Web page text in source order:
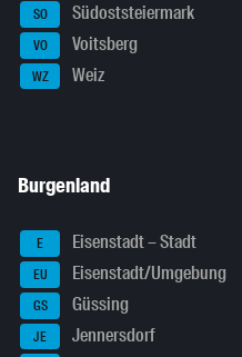
SO Südoststeiermark
VO Voitsberg
WZ Weiz
Burgenland
E Eisenstadt – Stadt
EU Eisenstadt/Umgebung
GS Güssing
JE Jennersdorf